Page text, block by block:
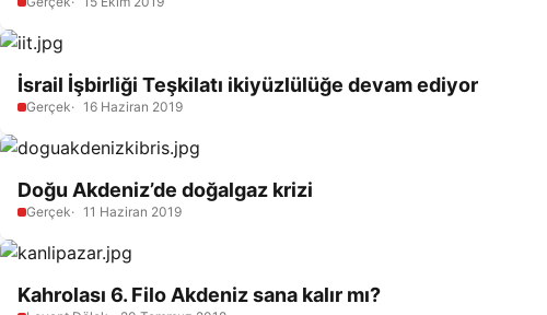
İsrail İşbirliği Teşkilatı ikiyüzlülüğe devam ediyor
Gerçek 16 Haziran 2019
Doğu Akdeniz’de doğalgaz krizi
Gerçek 11 Haziran 2019
Kahrolası 6. Filo Akdeniz sana kalır mı?